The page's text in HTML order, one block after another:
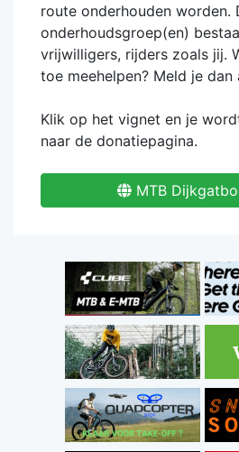
route onderhouden worden.
onderhoudsgroep(en)
vrijwilligers, rijders zoals jij.
toe meehelpen? Meld je dan
Klik op het vignet en je
naar de donatiepagina.
MTB